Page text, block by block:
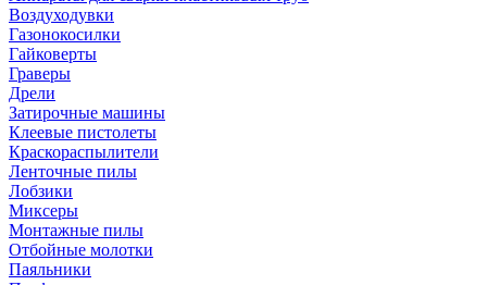
Воздуходувки
Газонокосилки
Гайковерты
Граверы
Дрели
Затирочные машины
Клеевые пистолеты
Краскораспылители
Ленточные пилы
Лобзики
Миксеры
Монтажные пилы
Отбойные молотки
Паяльники